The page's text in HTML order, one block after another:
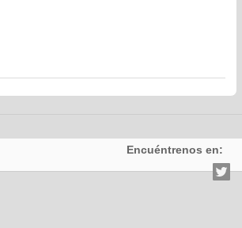
Encuéntrenos en: